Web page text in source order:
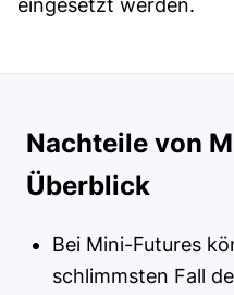
eingesetzt werden.
Nachteile von
Überblick
Bei Mini-Futures
schlimmsten Fall